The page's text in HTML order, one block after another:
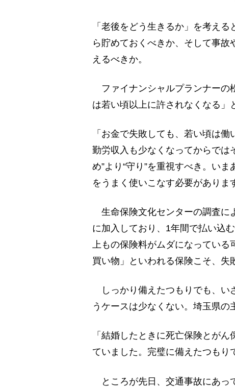
「老後をどう生きるか」を考え
ら貯めておくべきか、そして事
えるべきか。
ファイナンシャルプランナーの
は若い頃以上に許されなくなる」
「お金で失敗しても、若い頃は
勤労収入も少なくなってからでは
め”より“守り”を重視すべき。い
をうまく使いこなす必要がありま
生命保険文化センターの調査に
に加入しており、1年間で払い込
上もの保険料がムダになっている
買い物」といわれる保険こそ、失
しっかり備えたつもりでも、い
うケースは少なくない。埼玉県の
「結婚したときに死亡保険とが
ていました。完璧に備えたつもり
ところが先日、交通事故にあっ